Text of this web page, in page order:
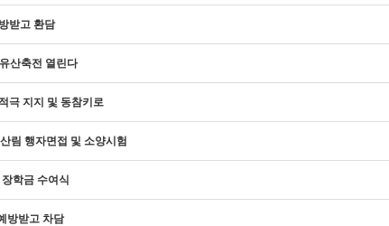
받고 환담
산축전 열린다
극 지지 및 동참키로
림 행자면접 및 소양시험
학금 수여식
방받고 차담